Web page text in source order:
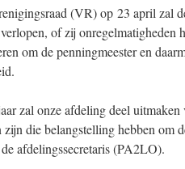
(VR) op 23 april zal
of zij onregelmatigheden
om de penningmeester en
zal onze afdeling deel
zijn die belangstelling hebben om
afdelingssecretaris (PA2LO).